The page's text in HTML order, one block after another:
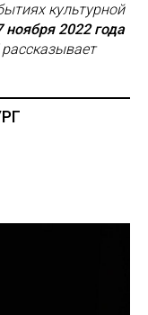
культурной
ноября 2022 года